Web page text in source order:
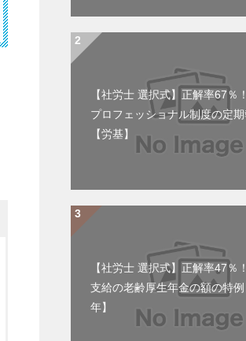
【社労士 選択式】正解率67％
プロフェッショナル制度の定
【労基】
【社労士 選択式】正解率47％
支給の老齢厚生年金の額の特
年】